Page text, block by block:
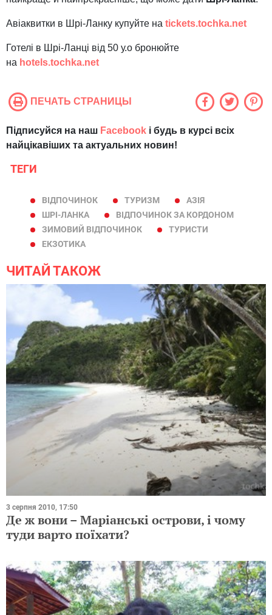
Авіаквитки в Шрі-Ланку купуйте на tickets.tochka.net
Готелі в Шрі-Ланці від 50 у.о бронюйте
на hotels.tochka.net
ПЕЧАТЬ СТРАНИЦЫ
Підписуйся на наш Facebook і будь в курсі всіх
найцікавіших та актуальних новин!
ТЕГИ
ВІДПОЧИНОК ТУРИЗМ
АЗІЯ
ШРІ-ЛАНКА
ВІДПОЧИНОК ЗА КОРДОНОМ
ЗИМОВИЙ ВІДПОЧИНОК
ТУРИСТИ
ЕКЗОТИКА
ЧИТАЙ ТАКОЖ
3 серпня 2010, 17:50
Де ж вони – Маріанські острови, і чому
туди варто поїхати?